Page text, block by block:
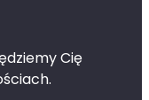
Cię